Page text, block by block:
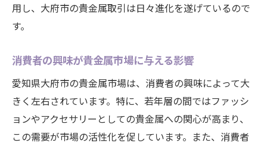
文化と歴史から見る貴金属の価値
地域住民が感じる貴金属の重要性
大府市での貴金属の需要と供給のバランス
貴金属の価値を高めるための方法
貴金属の市場動向を読み解く地元の視点から
用し、大府市の貴金属取引は日々進化を遂げているので
す。
消費者の興味が貴金属市場に与える影響
愛知県大府市の貴金属市場は、消費者の興味によって大
きく左右されています。特に、若年層の間ではファッシ
ョンやアクセサリーとしての貴金属への関心が高まり、
この需要が市場の活性化を促しています。また、消費者